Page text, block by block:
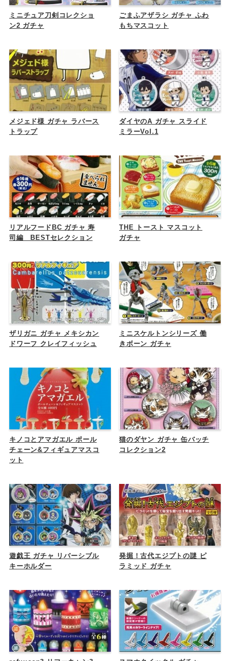
ミニチュア刀剣コレクショ
ン2 ガチャ
ごまふアザラシ ガチャ ふわ
もちマスコット
メジェド様 ガチャ ラバース
トラップ
ダイヤのA ガチャ スライド
ミラーVol.1
リアルフードBC ガチャ 寿
司編 BESTセレクション
THE トースト マスコット
ガチャ
ザリガニ ガチャ メキシカン
ドワーフ クレイフィッシュ
ミニスケルトンシリーズ 働
きボーン ガチャ
キノコとアマガエル ポール
チェーン&フィギュアマスコ
ット
猫のダヤン ガチャ 缶バッチ
コレクション2
遊戯王 ガチャ リバーシブル
キーホルダー
発掘！古代エジプトの謎 ピ
ラミッド ガチャ